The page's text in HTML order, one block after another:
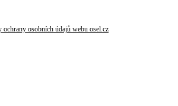
ochrany osobních údajů webu osel.cz